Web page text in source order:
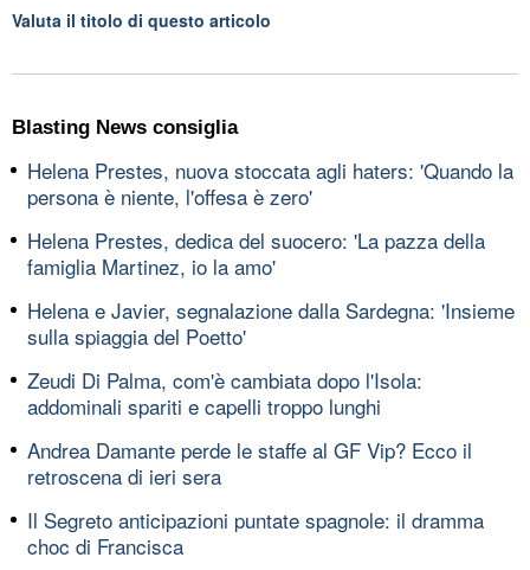
Valuta il titolo di questo articolo
Blasting News consiglia
Helena Prestes, nuova stoccata agli haters: 'Quando la
persona è niente, l'offesa è zero'
Helena Prestes, dedica del suocero: 'La pazza della
famiglia Martinez, io la amo'
Helena e Javier, segnalazione dalla Sardegna: 'Insieme
sulla spiaggia del Poetto'
Zeudi Di Palma, com'è cambiata dopo l'Isola:
addominali spariti e capelli troppo lunghi
Andrea Damante perde le staffe al GF Vip? Ecco il
retroscena di ieri sera
Il Segreto anticipazioni puntate spagnole: il dramma
choc di Francisca